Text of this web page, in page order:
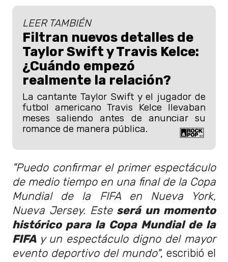
LEER TAMBIÉN
Filtran nuevos detalles de
Taylor Swift y Travis Kelce:
¿Cuándo empezó
realmente la relación?
La cantante Taylor Swift y el jugador de
futbol americano Travis Kelce llevaban
meses saliendo antes de anunciar su
romance de manera pública.
"Puedo confirmar el primer espectáculo
de medio tiempo en una final de la Copa
Mundial de la FIFA en Nueva York,
Nueva Jersey. Este será un momento
histórico para la Copa Mundial de la
FIFAy un espectáculo digno del mayor
evento deportivo del mundo", escribió el